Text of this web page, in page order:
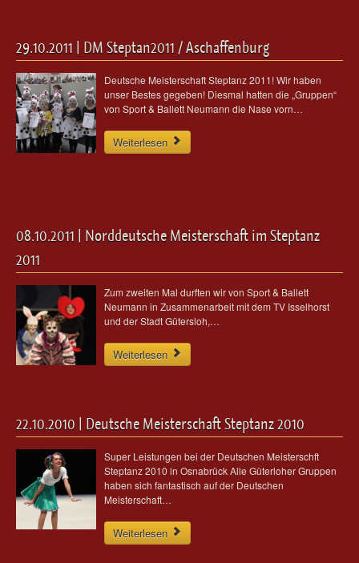
29.10.2011 | DM Steptan2011 / Aschaffenburg
Deutsche Meisterschaft Steptanz 2011! Wir haben
unser Bestes gegeben! Diesmal hatten die „Gruppen“
von Sport & Ballett Neumann die Nase vorn…
Weiterlesen
08.10.2011 | Norddeutsche Meisterschaft im Steptanz
2011
Zum zweiten Mal durften wir von Sport & Ballett
Neumann in Zusammenarbeit mit dem TV Isselhorst
und der Stadt Gütersloh,…
Weiterlesen
22.10.2010 | Deutsche Meisterschaft Steptanz 2010
Super Leistungen bei der Deutschen Meisterschft
Steptanz 2010 in Osnabrück Alle Güterloher Gruppen
haben sich fantastisch auf der Deutschen
Meisterschaft…
Weiterlesen